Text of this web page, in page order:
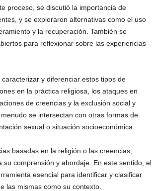
proceso, se discutió la importancia de
y se exploraron alternativas como el uso
y la recuperación. También se
para reflexionar sobre las experiencias
y diferenciar estos tipos de
en la práctica religiosa, los ataques en
de creencias y la exclusión social y
se intersectan con otras formas de
sexual o situación socioeconómica.
basadas en la religión o las creencias,
comprensión y abordaje. En este sentido, el
esencial para identificar y clasificar
las mismas como su contexto.